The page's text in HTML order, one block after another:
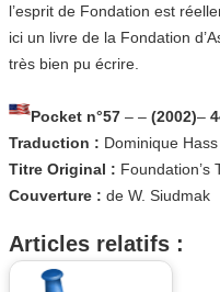
l’esprit de Fondation est
ici un livre de la Fondation
très bien pu écrire.
Pocket n°57 – – (2002)–
Traduction : Dominique Hass
Titre Original : Foundation’s
Couverture : de W. Siudmak
Articles relatifs :